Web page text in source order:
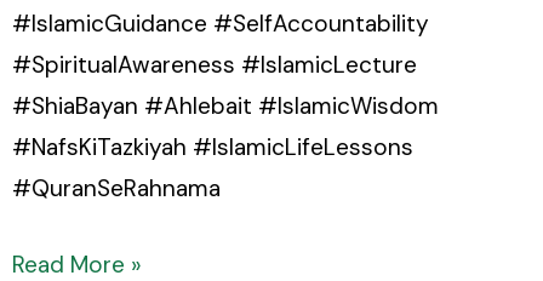
#IslamicGuidance #SelfAccountability
#SpiritualAwareness #IslamicLecture
#ShiaBayan #Ahlebait #IslamicWisdom
#NafsKiTazkiyah #IslamicLifeLessons
#QuranSeRahnama
Read More »